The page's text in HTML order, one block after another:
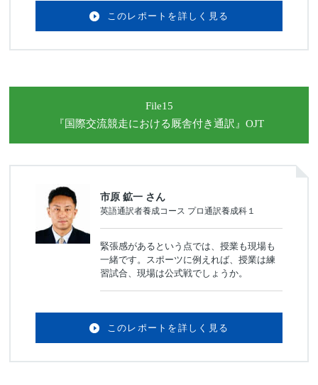
このレポートを詳しく見る
File15
『国際交流競走における厩舎付き通訳』OJT
市原 鉱一 さん
英語通訳者養成コース プロ通訳養成科１
緊張感があるという点では、授業も現場も
一緒です。スポーツに例えれば、授業は練
習試合、現場は公式戦でしょうか。
このレポートを詳しく見る